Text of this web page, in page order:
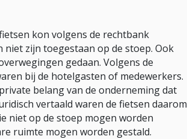
kon volgens de rechtbank
zijn toegestaan op de stoep. Ook
gedaan. Volgens de
bij de hotelgasten of medewerkers.
belang van de onderneming dat
vertaald waren de fietsen daarom
niet op de stoep mogen worden
ruimte mogen worden gestald.